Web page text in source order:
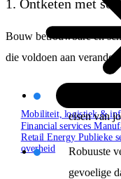
Mobiliteit, logistiek &
Financial services
Retail Energy Publieke
overheid
1. Ontketen met
Bouw betrouwbare en
die voldoen aan
Intensief
eisen van
Robuuste
gevoelige